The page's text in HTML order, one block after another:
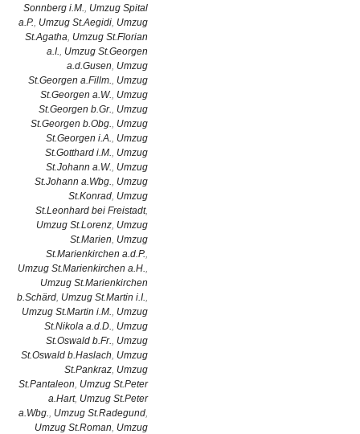
Sonnberg i.M., Umzug Spital
a.P., Umzug St.Aegidi, Umzug
St.Agatha, Umzug St.Florian
a.I., Umzug St.Georgen
a.d.Gusen, Umzug
St.Georgen a.Fillm., Umzug
St.Georgen a.W., Umzug
St.Georgen b.Gr., Umzug
St.Georgen b.Obg., Umzug
St.Georgen i.A., Umzug
St.Gotthard i.M., Umzug
St.Johann a.W., Umzug
St.Johann a.Wbg., Umzug
St.Konrad, Umzug
St.Leonhard bei Freistadt,
Umzug St.Lorenz, Umzug
St.Marien, Umzug
St.Marienkirchen a.d.P.,
Umzug St.Marienkirchen a.H.,
Umzug St.Marienkirchen
b.Schärd, Umzug St.Martin i.I.,
Umzug St.Martin i.M., Umzug
St.Nikola a.d.D., Umzug
St.Oswald b.Fr., Umzug
St.Oswald b.Haslach, Umzug
St.Pankraz, Umzug
St.Pantaleon, Umzug St.Peter
a.Hart, Umzug St.Peter
a.Wbg., Umzug St.Radegund,
Umzug St.Roman, Umzug